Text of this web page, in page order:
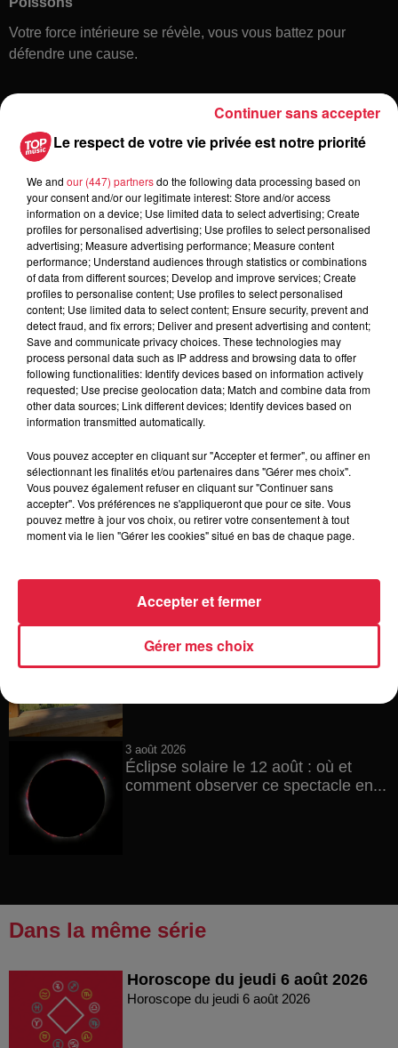
Votre force intérieure se révèle, vous vous battez pour
défendre une cause.
Toute l'actu
5 août 2026
Europa-Park : des précisons sur
l’après Euro-Mir
4 août 2026
Vélos d'occasion en Alsace : les
meilleures adresses pour rouler à...
4 août 2026
Bischheim : disparition d’une
4 août 2026
Muttersholtz : après SensoRied,
voilà BotaRied
3 août 2026
Éclipse solaire le 12 août : où et
comment observer ce spectacle en...
Dans la même série
Horoscope du jeudi 6 août 2026
Horoscope du jeudi 6 août 2026
Le respect de votre vie privée est notre priorité
We and our (447) partnersdo the following data processing based on
your consent and/or our legitimate interest: Store and/or access
information on a device; Use limited data to select advertising; Create
profiles for personalised advertising; Use profiles to select personalised
advertising; Measure advertising performance; Measure content
performance; Understand audiences through statistics or combinations
of data from different sources; Develop and improve services; Create
profiles to personalise content; Use profiles to select personalised
content; Use limited data to select content; Ensure security, prevent and
detect fraud, and fix errors; Deliver and present advertising and content;
Save and communicate privacy choices. These technologies may
process personal data such as IP address and browsing data to offer
following functionalities: Identify devices based on information actively
requested; Use precise geolocation data; Match and combine data from
other data sources; Link different devices; Identify devices based on
information transmitted automatically.
Vous pouvez accepter en cliquant sur "Accepter et fermer", ou affiner en
sélectionnant les finalités et/ou partenaires dans "Gérer mes choix".
Vous pouvez également refuser en cliquant sur "Continuer sans
accepter". Vos préférences ne s'appliqueront que pour ce site. Vous
pouvez mettre à jour vos choix, ou retirer votre consentement à tout
moment via le lien "Gérer les cookies" situé en bas de chaque page.
Gérer mes choix
Accepter et fermer
Continuer sans accepter